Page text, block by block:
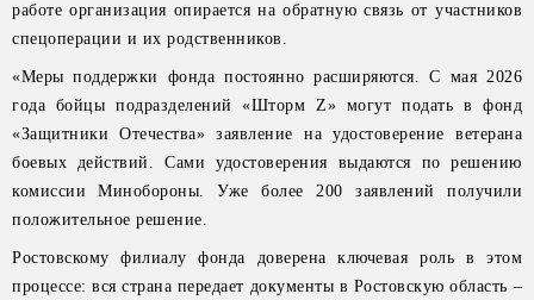
работе организация опирается на обратную связь от участников
спецоперации и их родственников.
«Меры поддержки фонда постоянно расширяются. С мая 2026
года бойцы подразделений «Шторм Z» могут подать в фонд
«Защитники Отечества» заявление на удостоверение ветерана
боевых действий. Сами удостоверения выдаются по решению
комиссии Минобороны. Уже более 200 заявлений получили
положительное решение.
Ростовскому филиалу фонда доверена ключевая роль в этом
процессе: вся страна передает документы в Ростовскую область –